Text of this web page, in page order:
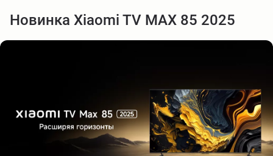
Новинка Xiaomi TV MAX 85 2025